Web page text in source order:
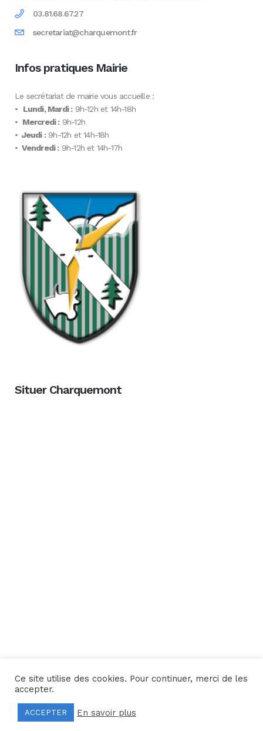
03.81.68.67.27
secretariat@charquemont.fr
Infos pratiques Mairie
Le secrétariat de mairie vous accueille :
• Lundi, Mardi :9h-12h et 14h-18h
• Mercredi :9h-12h
• Jeudi :9h-12h et 14h-18h
• Vendredi :9h-12h et 14h-17h
Situer Charquemont
Une réalisation Yata!
Mentions légales–Politique de confidentialité
Ce site utilise des cookies. Pour continuer, merci de les
accepter.
ACCEPTER En savoir plus